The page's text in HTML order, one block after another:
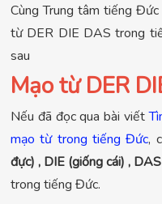
Cùng Trung tâm tiếng
từ DER DIE DAS trong
sau
Mạo từ DER
Nếu đã đọc qua bài viết
mạo từ trong tiếng Đức,
đực) , DIE (giống cái) ,
trong tiếng Đức.